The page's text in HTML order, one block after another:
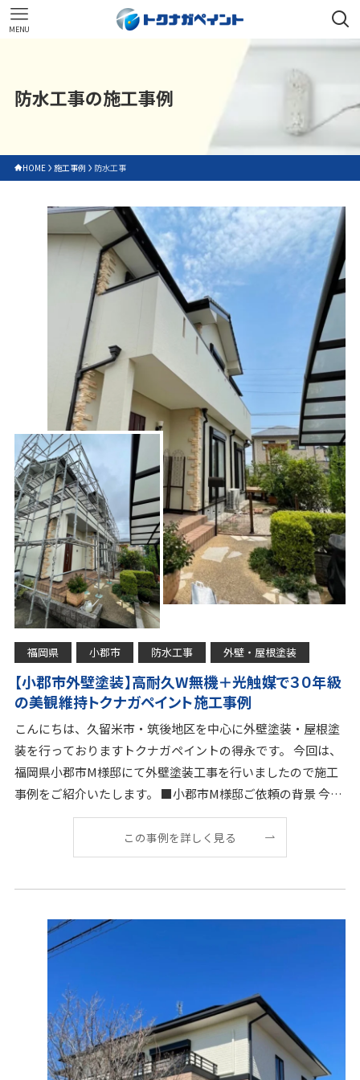
MENU
防水工事の施工事例
HOME 施工事例 防水工事
福岡県 小郡市 防水工事 外壁・屋根塗装
【小郡市外壁塗装】高耐久W無機＋光触媒で３０年級
の美観維持トクナガペイント施工事例
こんにちは、久留米市・筑後地区を中心に外壁塗装・屋根塗
装を行っておりますトクナガペイントの得永です。 今回は、
福岡県小郡市M様邸にて外壁塗装工事を行いましたので施工
事例をご紹介いたします。 ■小郡市M様邸ご依頼の背景 今回
この事例を詳しく見る